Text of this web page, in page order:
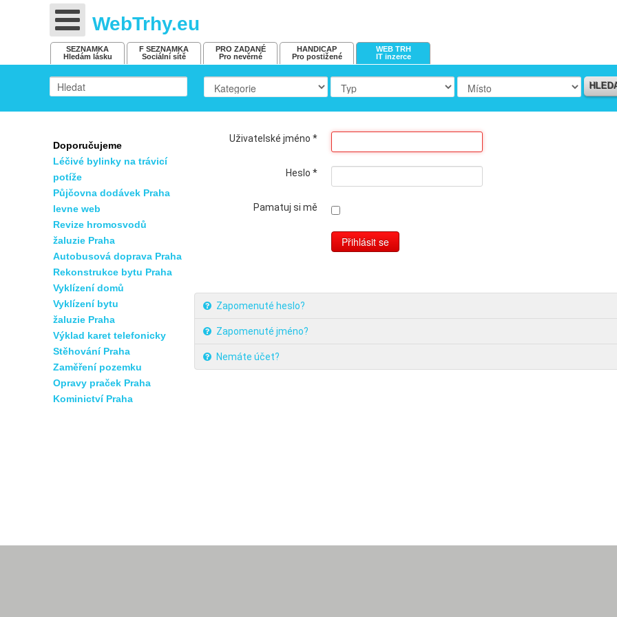
WebTrhy.eu
SEZNAMKA
Hledám lásku
F SEZNAMKA
Sociální sítě
PRO ZADANÉ
Pro nevěrné
HANDICAP
Pro postižené
WEB TRH
IT inzerce
Uživatelské jméno *
Heslo *
Pamatuj si mě
Přihlásit se
Zapomenuté heslo?
Zapomenuté jméno?
Nemáte účet?
Doporučujeme
Léčivé bylinky na trávicí
potíže
Půjčovna dodávek Praha
levne web
Revize hromosvodů
žaluzie Praha
Autobusová doprava Praha
Rekonstrukce bytu Praha
Vyklízení domů
Vyklízení bytu
žaluzie Praha
Výklad karet telefonicky
Stěhování Praha
Zaměření pozemku
Opravy praček Praha
Kominictví Praha